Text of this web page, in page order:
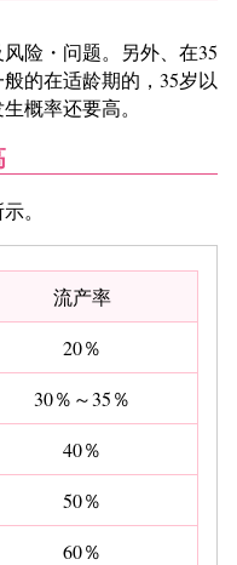
险・问题。另外、在35
的在适龄期的，35岁以
概率还要高。
。
流产率
20％
30％～35％
40％
50％
60％